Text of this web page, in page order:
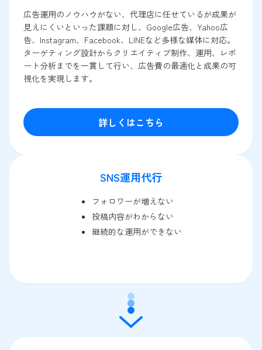
広告運用のノウハウがない、代理店に任せているが成果が
見えにくいといった課題に対し、Google広告、Yahoo広
告、Instagram、Facebook、LINEなど多様な媒体に対応。
ターゲティング設計からクリエイティブ制作、運用、レポ
ート分析までを一貫して行い、広告費の最適化と成果の可
視化を実現します。
詳しくはこちら
SNS運用代行
フォロワーが増えない
投稿内容がわからない
継続的な運用ができない